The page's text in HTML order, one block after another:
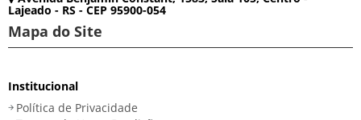
Lajeado - RS - CEP 95900-054
Mapa do Site
Institucional
Política de Privacidade